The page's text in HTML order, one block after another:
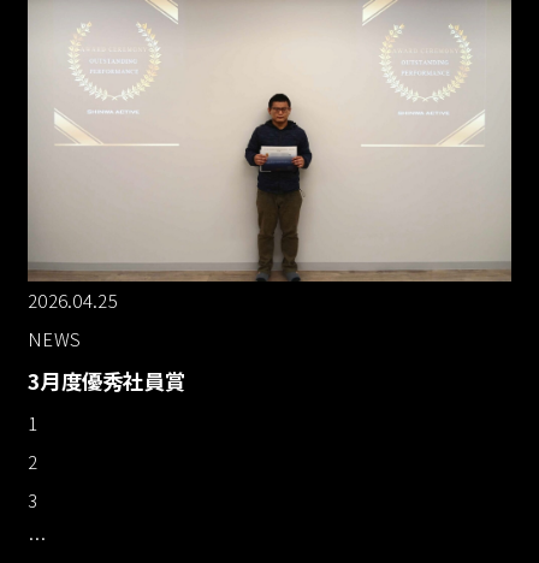
2026.04.25
NEWS
3月度優秀社員賞
1
2
3
…